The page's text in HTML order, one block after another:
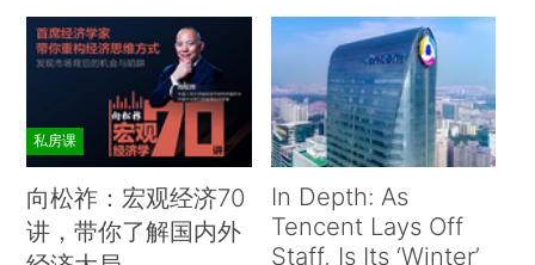
私房课
向松祚：宏观经济70
讲，带你了解国内外
In Depth: As
Tencent Lays Off
Staff, Is Its ‘Winter’